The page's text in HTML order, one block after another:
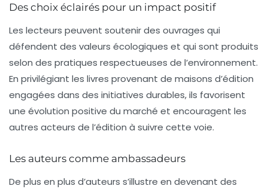
Des choix éclairés pour un impact positif
Les lecteurs peuvent soutenir des ouvrages qui
défendent des valeurs écologiques et qui sont produits
selon des pratiques respectueuses de l’environnement.
En privilégiant les livres provenant de maisons d’édition
engagées dans des initiatives durables, ils favorisent
une évolution positive du marché et encouragent les
autres acteurs de l’édition à suivre cette voie.
Les auteurs comme ambassadeurs
De plus en plus d’auteurs s’illustre en devenant des